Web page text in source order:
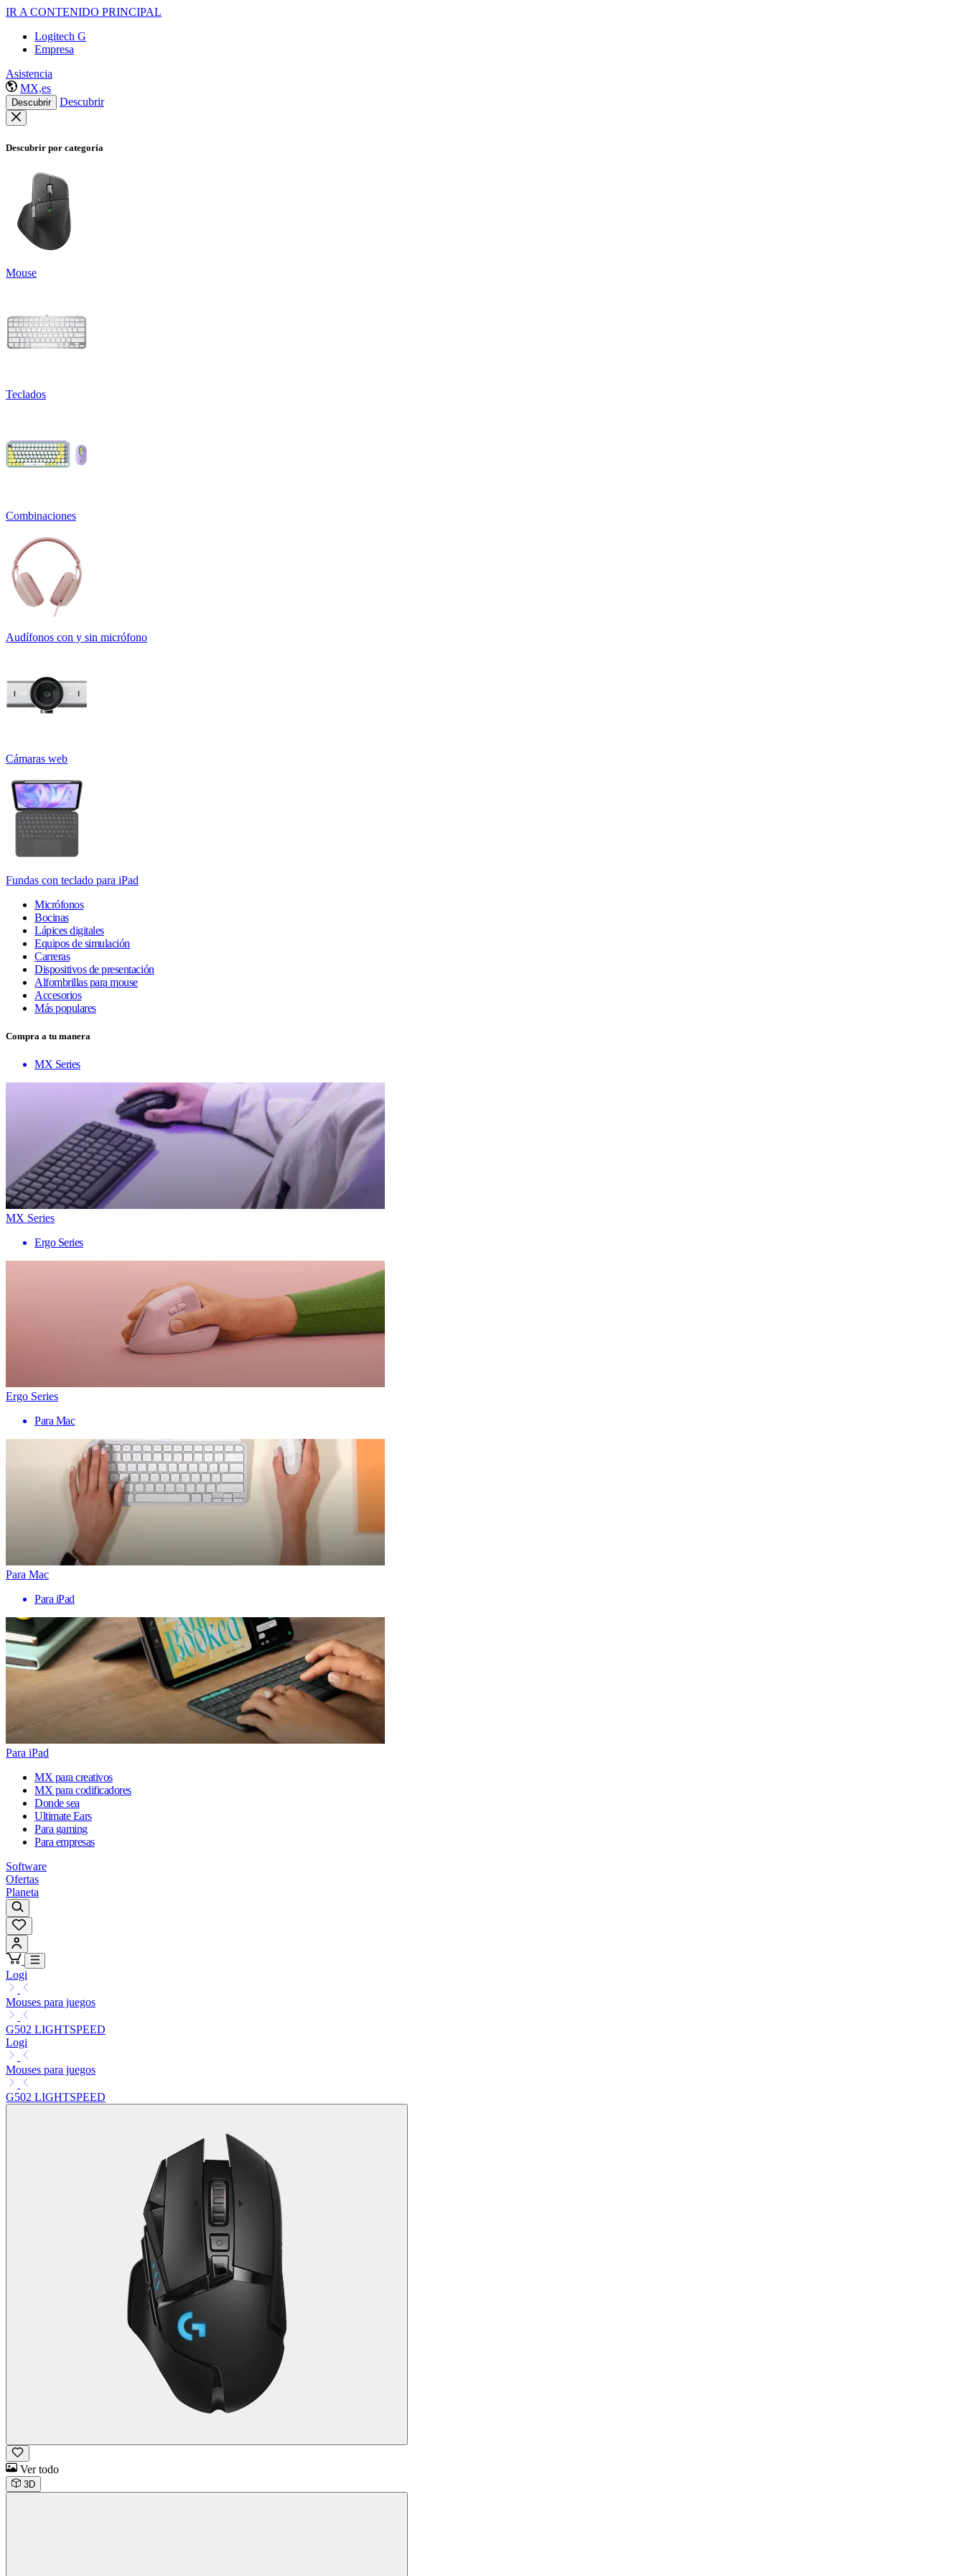
IR A CONTENIDO PRINCIPAL
Logitech G
Empresa
Asistencia
MX,es
Descubrir Descubrir
Descubrir por categoría
Mouse
Teclados
Combinaciones
Audífonos con y sin micrófono
Cámaras web
Fundas con teclado para iPad
Micrófonos
Bocinas
Lápices digitales
Equipos de simulación
Carreras
Dispositivos de presentación
Alfombrillas para mouse
Accesorios
Más populares
Compra a tu manera
MX Series
MX Series
Ergo Series
Ergo Series
Para Mac
Para Mac
Para iPad
Para iPad
MX para creativos
MX para codificadores
Donde sea
Ultimate Ears
Para gaming
Para empresas
Software
Ofertas
Planeta
Logi
Mouses para juegos
G502 LIGHTSPEED
Logi
Mouses para juegos
G502 LIGHTSPEED
Ver todo
3D